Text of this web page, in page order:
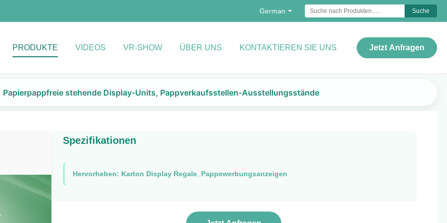
German Suche
PRODUKTE VIDEOS VR-SHOW ÜBER UNS KONTAKTIEREN SIE UNS Jetzt Anfragen
Papierpappfreie stehende Display-Units, Pappverkaufsstellen-Ausstellungsstände
Spezifikationen
Hervorheben: Karton Display Regale, Pappewerbungsanzeigen